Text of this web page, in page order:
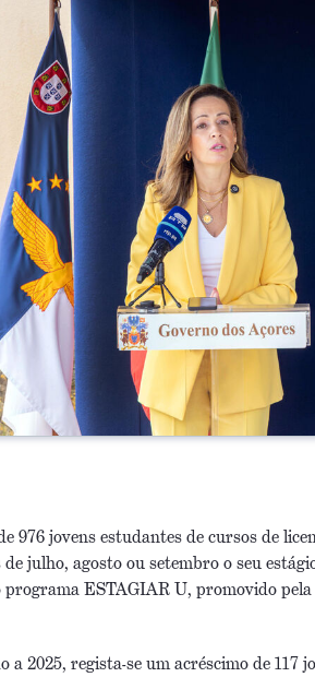
976 jovens estudantes de cursos de
de julho, agosto ou setembro o seu
ESTAGIAR U, promovido
a 2025, regista-se um acréscimo de 117